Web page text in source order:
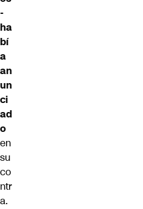
-
ha
bí
a
an
un
ci
ad
o
en
su
co
ntr
a.